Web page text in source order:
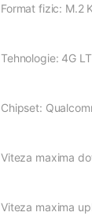
Format fizic: M.2
Tehnologie: 4G
Chipset:
Viteza maxima
Viteza maxima